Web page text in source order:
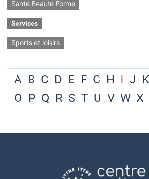
Santé Beauté Forme
Services
Sports et loisirs
A B C D E F G H I J K
O P Q R S T U V W X